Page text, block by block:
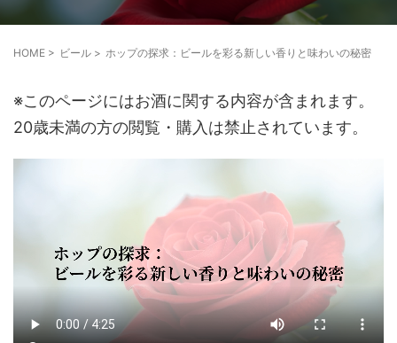
HOME > ビール > ホップの探求：ビールを彩る新しい香りと味わいの秘密
※このページにはお酒に関する内容が含まれます。
20歳未満の方の閲覧・購入は禁止されています。